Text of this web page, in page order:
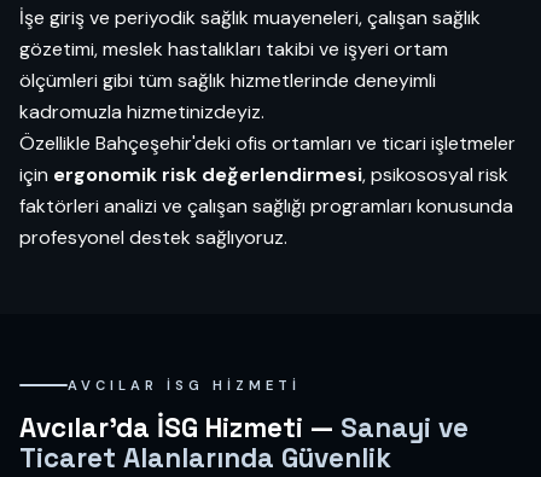
İşe giriş ve periyodik sağlık muayeneleri, çalışan sağlık
gözetimi, meslek hastalıkları takibi ve işyeri ortam
ölçümleri gibi tüm sağlık hizmetlerinde deneyimli
kadromuzla hizmetinizdeyiz.
Özellikle Bahçeşehir'deki ofis ortamları ve ticari işletmeler
için ergonomik risk değerlendirmesi, psikososyal risk
faktörleri analizi ve çalışan sağlığı programları konusunda
profesyonel destek sağlıyoruz.
AVCILAR İSG HIZMETI
Avcılar'da İSG Hizmeti — Sanayi ve
Ticaret Alanlarında Güvenlik